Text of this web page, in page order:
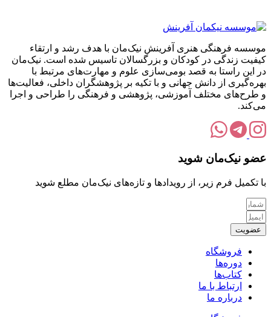
موسسه فرهنگی هنری آفرینش نیک‌مان با هدف رشد و ارتقاء
کیفیت زندگی در کودکان و بزرگسالان تاسیس شده است. نیک‌مان
در این راستا به قصد بومی‌سازی علوم و مهارت‌های مرتبط با
بهره‌گیری از دانش جهانی و با تکیه بر پژوهشگران داخلی، فعالیت‌ها
و طرح‌های مختلف آموزشی، پژوهشی و فرهنگی را طراحی و اجرا
می‌کند.
عضو نیک‌مان شوید
با تکمیل فرم زیر، از رویدادها و تازه‌های نیک‌مان مطلع شوید
عضویت
فروشگاه
دوره‌ها
کتاب‌ها
ارتباط با ما
درباره ما